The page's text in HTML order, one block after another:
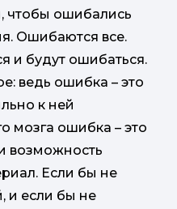
чтобы ошибались
Ошибаются все.
и будут ошибаться.
ведь ошибка – это
к ней
мозга ошибка – это
возможность
Если бы не
и если бы не